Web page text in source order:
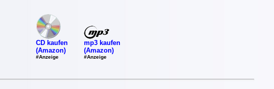
CD kaufen
(Amazon)
#Anzeige
mp3 kaufen
(Amazon)
#Anzeige